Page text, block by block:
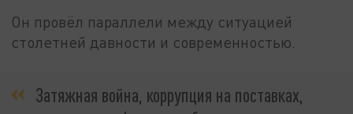
Он провёл параллели между ситуацией
столетней давности и современностью.
Затяжная война, коррупция на поставках,